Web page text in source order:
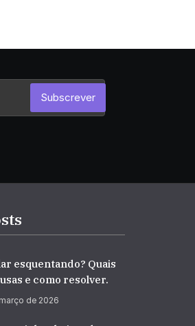
Subscrever
esquentando? Quais
e como resolver.
de 2026